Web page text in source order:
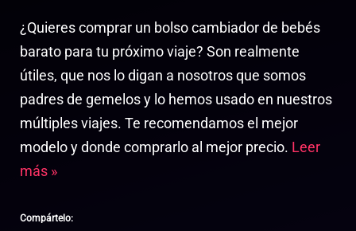
¿Quieres comprar un bolso cambiador de bebés
barato para tu próximo viaje? Son realmente
útiles, que nos lo digan a nosotros que somos
padres de gemelos y lo hemos usado en nuestros
múltiples viajes. Te recomendamos el mejor
modelo y donde comprarlo al mejor precio. Leer
más »
Compártelo: